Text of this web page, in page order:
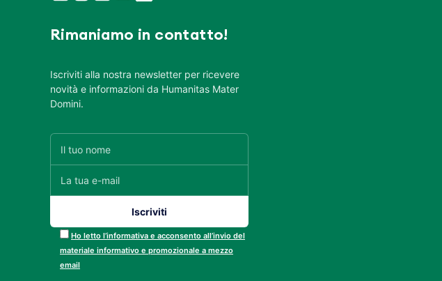
Rimaniamo in contatto!
Iscriviti alla nostra newsletter per ricevere
novità e informazioni da Humanitas Mater
Domini.
Ho letto l’informativa e acconsento all’invio del
materiale informativo e promozionale a mezzo
email